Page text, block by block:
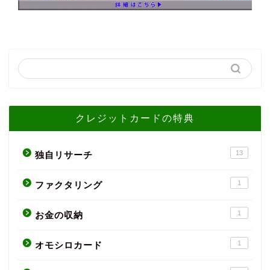
クレジットカードの特典
独自リサーチ 13
ファクタリング 1
お金の収納 1
オモシロカード 1